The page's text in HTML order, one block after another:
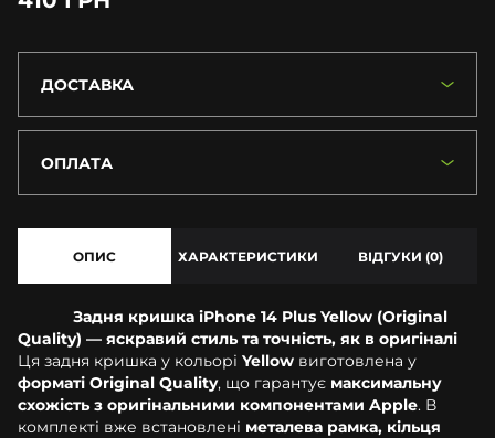
ДОСТАВКА
ОПЛАТА
ОПИС ХАРАКТЕРИСТИКИ ВІДГУКИ (0)
Задня кришка iPhone 14 Plus Yellow (Original
Quality) — яскравий стиль та точність, як в оригіналі
Ця задня кришка у кольорі Yellow виготовлена у
форматі Original Quality, що гарантує максимальну
схожість з оригінальними компонентами Apple. В
комплекті вже встановлені металева рамка, кільця